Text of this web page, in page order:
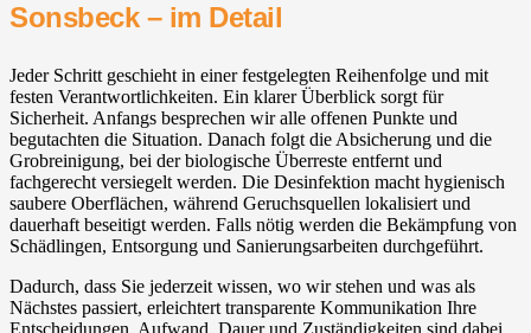
Sonsbeck – im Detail
Jeder Schritt geschieht in einer festgelegten Reihenfolge und mit
festen Verantwortlichkeiten. Ein klarer Überblick sorgt für
Sicherheit. Anfangs besprechen wir alle offenen Punkte und
begutachten die Situation. Danach folgt die Absicherung und die
Grobreinigung, bei der biologische Überreste entfernt und
fachgerecht versiegelt werden. Die Desinfektion macht hygienisch
saubere Oberflächen, während Geruchsquellen lokalisiert und
dauerhaft beseitigt werden. Falls nötig werden die Bekämpfung von
Schädlingen, Entsorgung und Sanierungsarbeiten durchgeführt.
Dadurch, dass Sie jederzeit wissen, wo wir stehen und was als
Nächstes passiert, erleichtert transparente Kommunikation Ihre